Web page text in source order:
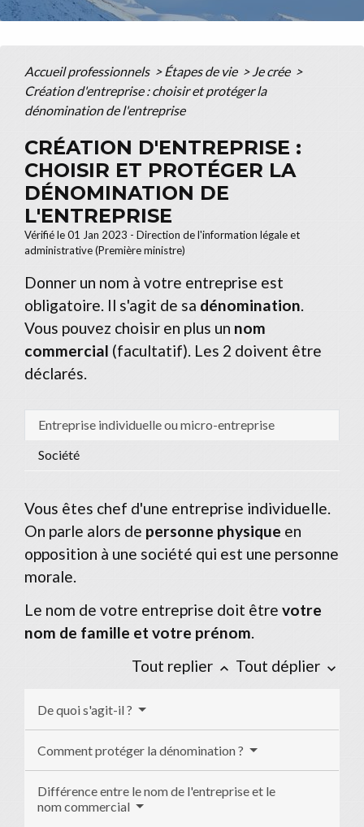
Accueil professionnels > Étapes de vie > Je crée >
Création d'entreprise : choisir et protéger la
dénomination de l'entreprise
CRÉATION D'ENTREPRISE :
CHOISIR ET PROTÉGER LA
DÉNOMINATION DE
L'ENTREPRISE
Vérifié le 01 Jan 2023 - Direction de l'information légale et
administrative (Première ministre)
Donner un nom à votre entreprise est
obligatoire. Il s'agit de sa dénomination.
Vous pouvez choisir en plus un nom
commercial (facultatif). Les 2 doivent être
déclarés.
Entreprise individuelle ou micro-entreprise
Société
Vous êtes chef d'une entreprise individuelle.
On parle alors de personne physique en
opposition à une société qui est une personne
morale.
Le nom de votre entreprise doit être votre
nom de famille et votre prénom.
Tout replier keyboard_arrow_up Tout déplier keyboard_arrow_down
De quoi s'agit-il ?
Comment protéger la dénomination ?
Différence entre le nom de l'entreprise et le
nom commercial